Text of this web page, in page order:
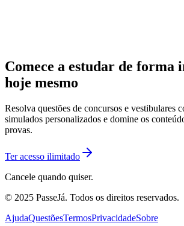
Comece a estudar de forma
hoje mesmo
Resolva questões de concursos e vestibulares
simulados personalizados e domine os
provas.
Ter acesso ilimitado
Cancele quando quiser.
© 2025 PasseJá. Todos os direitos reservados.
AjudaQuestõesTermosPrivacidadeSobre